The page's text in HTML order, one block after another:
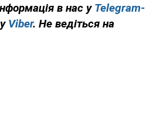
в нас у Telegram-
Viber. Не ведіться на